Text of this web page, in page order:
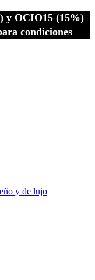
y OCIO15 (15%)
condiciones